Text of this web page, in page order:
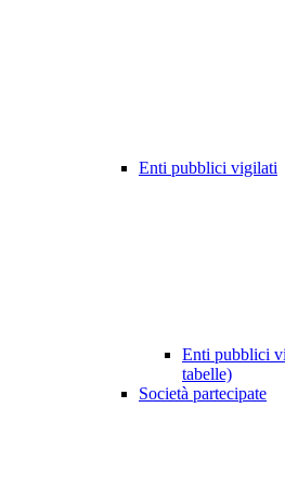
Enti pubblici vigilati
Enti pubblici
tabelle)
Società partecipate